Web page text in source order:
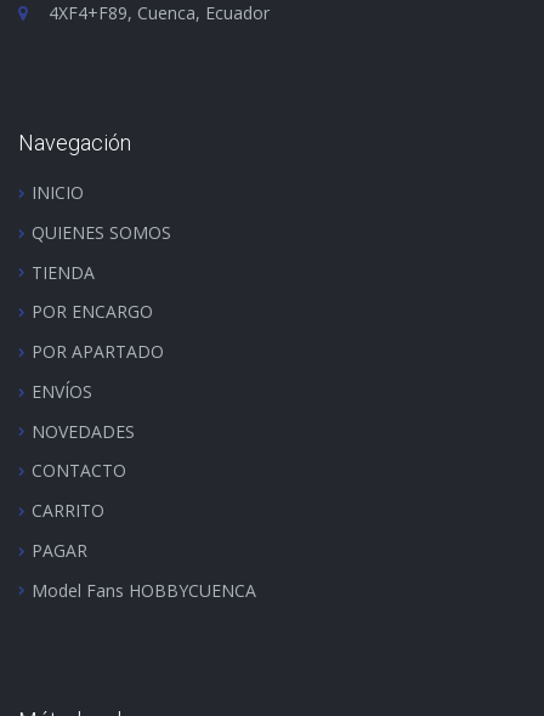
4XF4+F89, Cuenca, Ecuador
Navegación
INICIO
QUIENES SOMOS
TIENDA
POR ENCARGO
POR APARTADO
ENVÍOS
NOVEDADES
CONTACTO
CARRITO
PAGAR
Model Fans HOBBYCUENCA